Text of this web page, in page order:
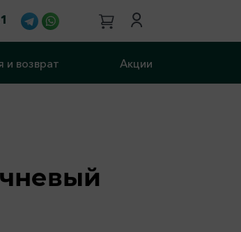
и возврат Акции